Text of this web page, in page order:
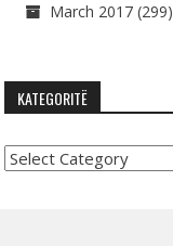
March 2017 (299)
KATEGORITË
Kategoritë